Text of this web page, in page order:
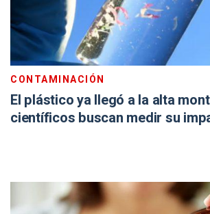
CONTAMINACIÓN
El plástico ya llegó a la alta
científicos buscan medir su